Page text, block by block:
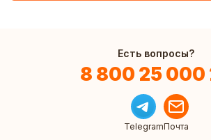
Есть вопросы?
8 800 25 000
TelegramПочта